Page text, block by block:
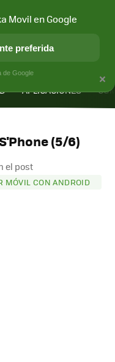
APLICACIONES
(5/6)
el post
MÓVIL CON ANDROID
×
Movil en Google
preferida
de Google